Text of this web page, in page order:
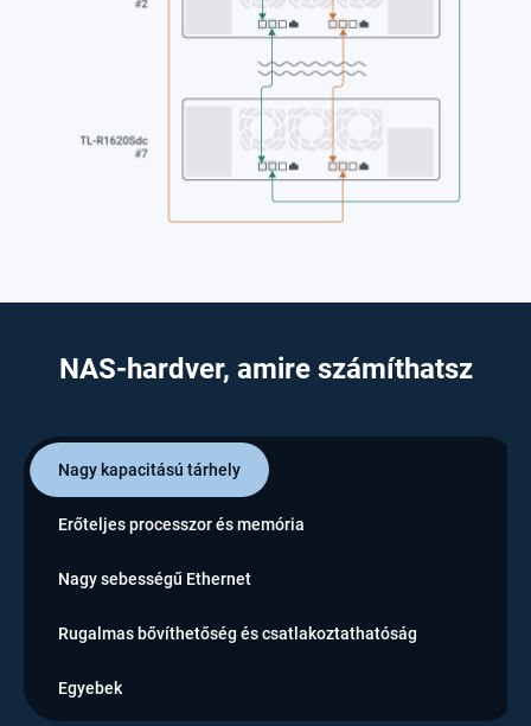
NAS-hardver, amire számíthatsz
Nagy kapacitású tárhely
Erőteljes processzor és memória
Nagy sebességű Ethernet
Rugalmas bővíthetőség és csatlakoztathatóság
Egyebek